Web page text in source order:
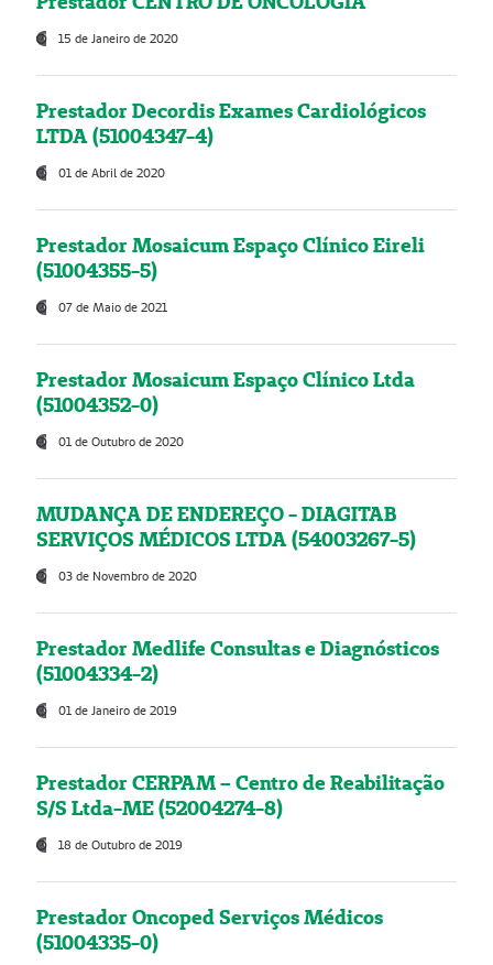
15 de Janeiro de 2020
Prestador Decordis Exames Cardiológicos
LTDA (51004347-4)
01 de Abril de 2020
Prestador Mosaicum Espaço Clínico Eireli
(51004355-5)
07 de Maio de 2021
Prestador Mosaicum Espaço Clínico Ltda
(51004352-0)
01 de Outubro de 2020
MUDANÇA DE ENDEREÇO - DIAGITAB
SERVIÇOS MÉDICOS LTDA (54003267-5)
03 de Novembro de 2020
Prestador Medlife Consultas e Diagnósticos
(51004334-2)
01 de Janeiro de 2019
Prestador CERPAM – Centro de Reabilitação
S/S Ltda-ME (52004274-8)
18 de Outubro de 2019
Prestador Oncoped Serviços Médicos
(51004335-0)